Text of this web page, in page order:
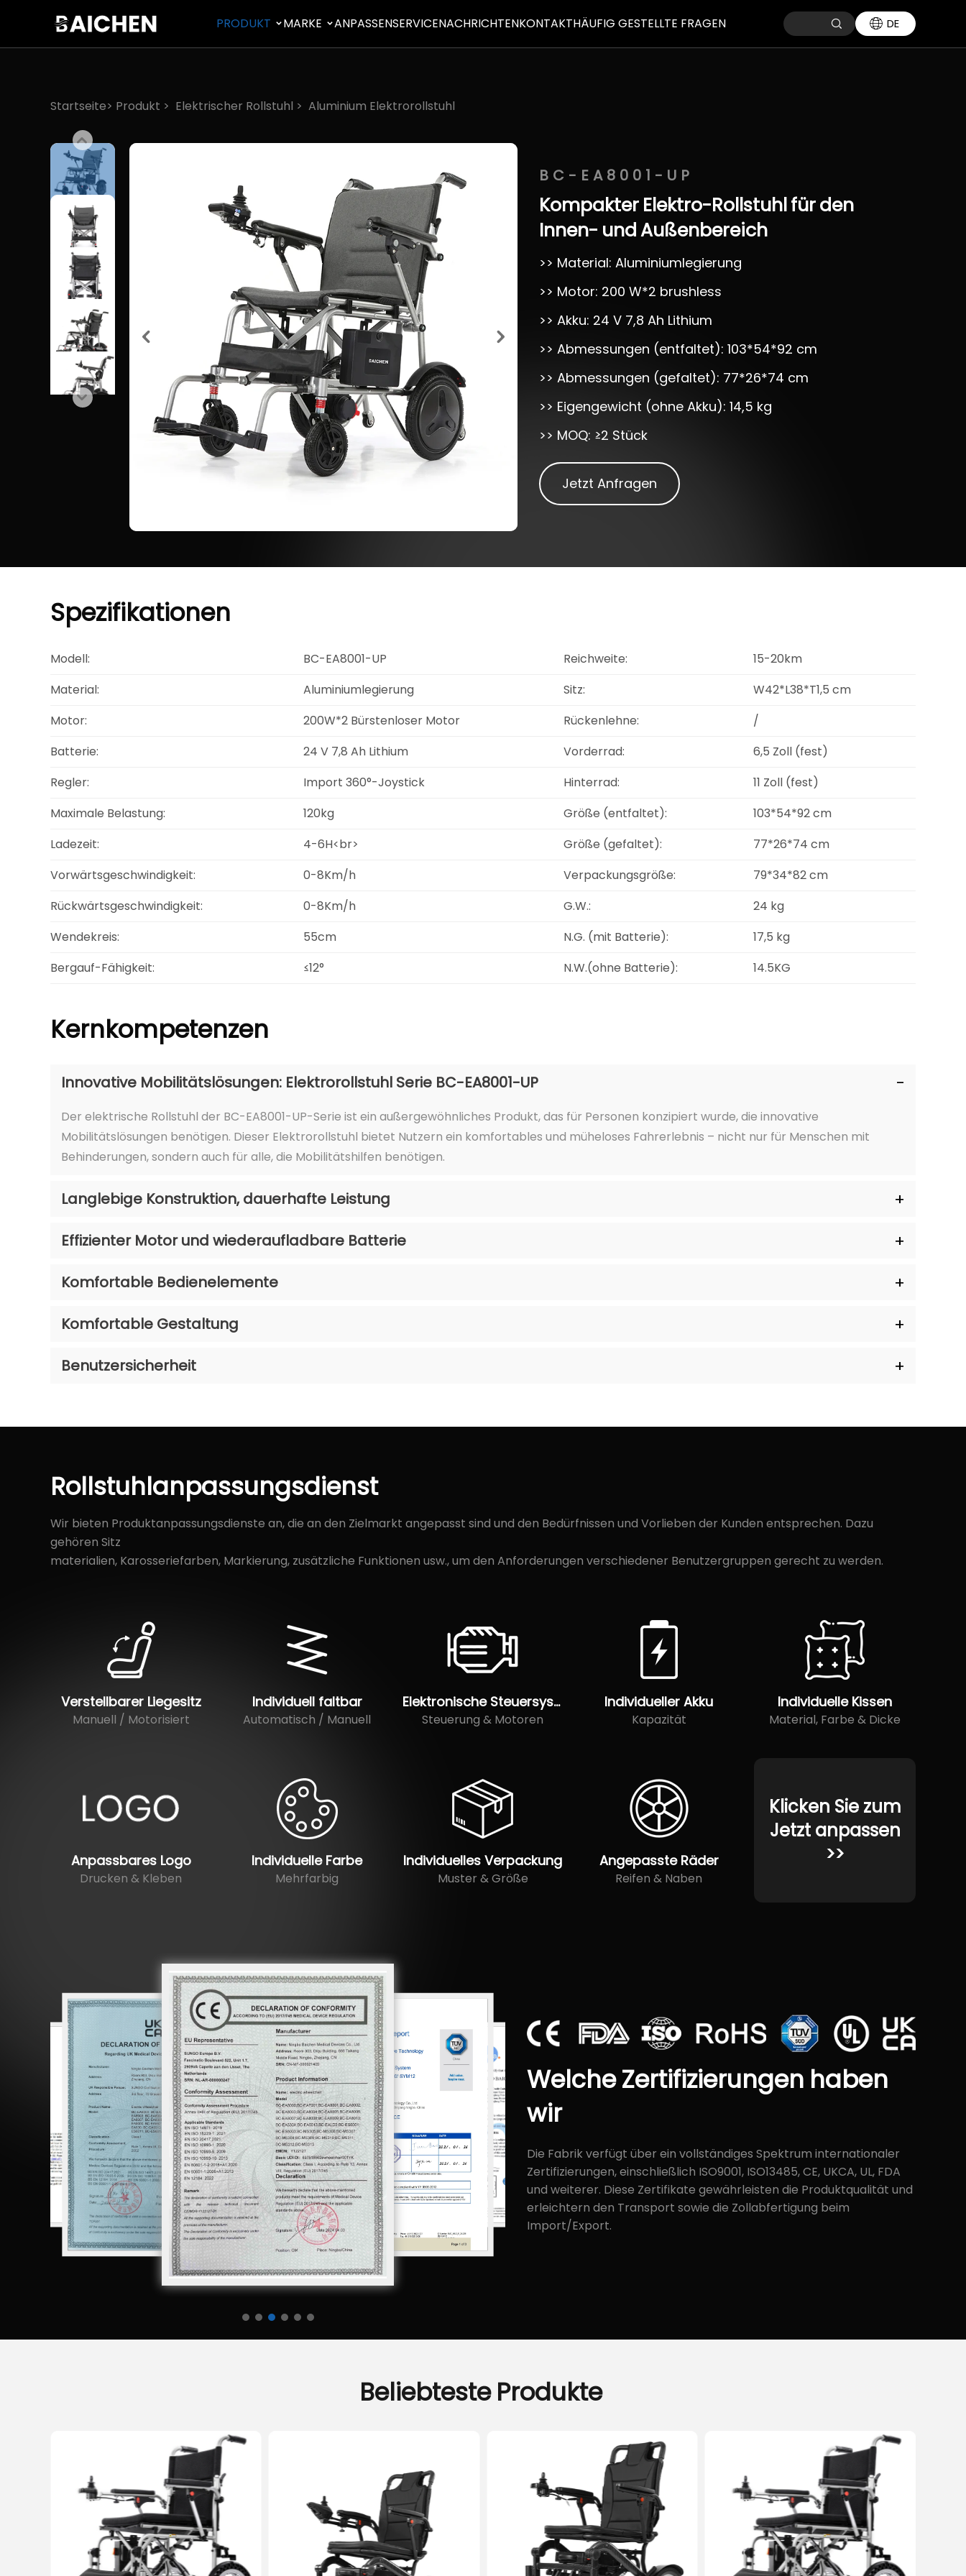
PRODUKT MARKE ANPASSENSERVICENACHRICHTENKONTAKTHÄUFIG GESTELLTE FRAGEN DE
Startseite> Produkt > Elektrischer Rollstuhl > Aluminium Elektrorollstuhl
BC-EA8001-UP
KompakterElektro-Rollstuhlfürden
Innen- undAußenbereich
>> Material: Aluminiumlegierung
>> Motor: 200 W*2 brushless
>> Akku: 24 V 7,8 Ah Lithium
>> Abmessungen (entfaltet): 103*54*92 cm
>> Abmessungen (gefaltet): 77*26*74 cm
>> Eigengewicht (ohne Akku): 14,5 kg
>> MOQ: ≥2 Stück
Jetzt Anfragen
Spezifikationen
Modell: BC-EA8001-UP Reichweite:
15-20km
Material:
Aluminiumlegierung Sitz:
W42*L38*T1,5 cm
Motor:
200W*2 Bürstenloser Motor Rückenlehne:
/
Batterie:
24 V 7,8 Ah Lithium Vorderrad:
6,5 Zoll (fest)
Regler:
Import 360°-Joystick Hinterrad:
11 Zoll (fest)
Maximale Belastung:
120kg Größe (entfaltet):
103*54*92 cm
Ladezeit:
4-6H<br> Größe (gefaltet):
77*26*74 cm
Vorwärtsgeschwindigkeit:
0-8Km/h Verpackungsgröße:
79*34*82 cm
Rückwärtsgeschwindigkeit:
0-8Km/h G.W.:
24 kg
Wendekreis:
55cm N.G. (mit Batterie):
17,5 kg
Bergauf-Fähigkeit:
≤12° N.W.(ohne Batterie): 14.5KG
Kernkompetenzen
Innovative Mobilitätslösungen: Elektrorollstuhl Serie BC-EA8001-UP
Der elektrische Rollstuhl der BC-EA8001-UP-Serie ist ein außergewöhnliches Produkt, das für Personen konzipiert wurde, die innovative
Mobilitätslösungen benötigen. Dieser Elektrorollstuhl bietet Nutzern ein komfortables und müheloses Fahrerlebnis – nicht nur für Menschen mit
Behinderungen, sondern auch für alle, die Mobilitätshilfen benötigen.
Langlebige Konstruktion, dauerhafte Leistung
Effizienter Motor und wiederaufladbare Batterie
Komfortable Bedienelemente
Komfortable Gestaltung
Benutzersicherheit
Rollstuhlanpassungsdienst
Wir bieten Produktanpassungsdienste an, die an den Zielmarkt angepasst sind und den Bedürfnissen und Vorlieben der Kunden entsprechen. Dazu
gehören Sitz
materialien, Karosseriefarben, Markierung, zusätzliche Funktionen usw., um den Anforderungen verschiedener Benutzergruppen gerecht zu werden.
Verstellbarer Liegesitz
Manuell / Motorisiert
Individuell faltbar
Automatisch / Manuell
Elektronische Steuersysteme
Steuerung & Motoren
Individueller Akku
Kapazität
Individuelle Kissen
Material, Farbe & Dicke
Anpassbares Logo
Drucken & Kleben
Individuelle Farbe
Mehrfarbig
Individuelles Verpackung
Muster & Größe
Angepasste Räder
Reifen & Naben
Klicken Sie zum
Jetzt anpassen
>>
WelcheZertifizierungen haben
wir
Die Fabrik verfügt über ein vollständiges Spektrum internationaler
Zertifizierungen, einschließlich ISO9001, ISO13485, CE, UKCA, UL, FDA
und weiterer. Diese Zertifikate gewährleisten die Produktqualität und
erleichtern den Transport sowie die Zollabfertigung beim
Import/Export.
Beliebteste Produkte